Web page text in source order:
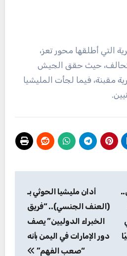
التي أطلقها محور تعز،
حيث حقق الجيش
مقبنة، فيما لجأت المليشيا
أدان مليشيا الحوثي بـ
(العنف الجنسي).. “فريق
الخبراء الدوليين” يصف
دور الإمارات في اليمن بأنه
“صعب الفهم”